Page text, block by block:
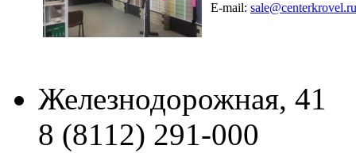
E-mail: sale@centerkrovel.ru
Железнодорожная, 41
8 (8112) 291-000